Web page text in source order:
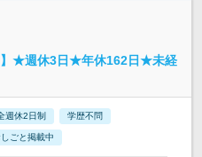
】★週休3日★年休162日★未経
週休2日制 学歴不問
ごと掲載中